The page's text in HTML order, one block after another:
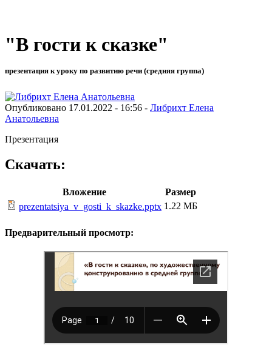
"В гости к сказке"
презентация к уроку по развитию речи (средняя группа)
Опубликовано 17.01.2022 - 16:56 - Либрихт Елена
Анатольевна
Презентация
Скачать:
Вложение
Размер
prezentatsiya_v_gosti_k_skazke.pptx 1.22 МБ
Предварительный просмотр: